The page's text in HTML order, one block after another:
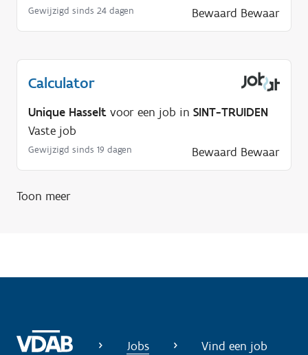
Gewijzigd sinds 24 dagen Bewaard Bewaar
Calculator
Unique Hasselt voor een job in SINT-TRUIDEN
Vaste job
Gewijzigd sinds 19 dagen Bewaard Bewaar
Toon meer
Jobs Vind een job